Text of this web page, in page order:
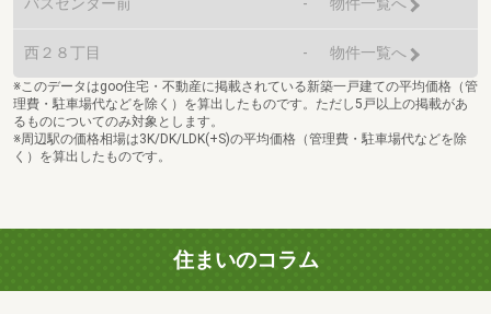
西２８丁目 - 物件一覧へ
※このデータはgoo住宅・不動産に掲載されている新築一戸建ての平均価格（管
理費・駐車場代などを除く）を算出したものです。ただし5戸以上の掲載があ
るものについてのみ対象とします。
※周辺駅の価格相場は3K/DK/LDK(+S)の平均価格（管理費・駐車場代などを除
く）を算出したものです。
住まいのコラム